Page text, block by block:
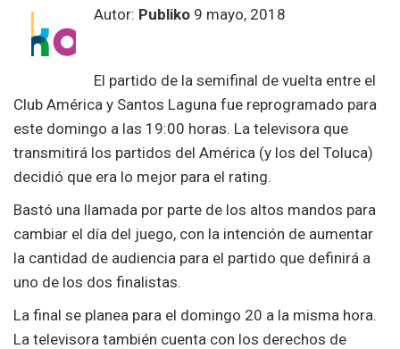
Autor: Publiko 9 mayo, 2018
El partido de la semifinal de vuelta entre el
Club América y Santos Laguna fue reprogramado para
este domingo a las 19:00 horas. La televisora que
transmitirá los partidos del América (y los del Toluca)
decidió que era lo mejor para el rating.
Bastó una llamada por parte de los altos mandos para
cambiar el día del juego, con la intención de aumentar
la cantidad de audiencia para el partido que definirá a
uno de los dos finalistas.
La final se planea para el domingo 20 a la misma hora.
La televisora también cuenta con los derechos de